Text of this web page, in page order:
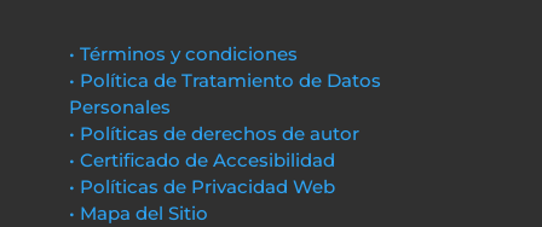
• Términos y condiciones
• Política de Tratamiento de Datos
Personales
• Políticas de derechos de autor
• Certificado de Accesibilidad
• Políticas de Privacidad Web
• Mapa del Sitio